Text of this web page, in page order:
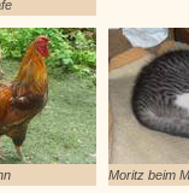
Moritz beim